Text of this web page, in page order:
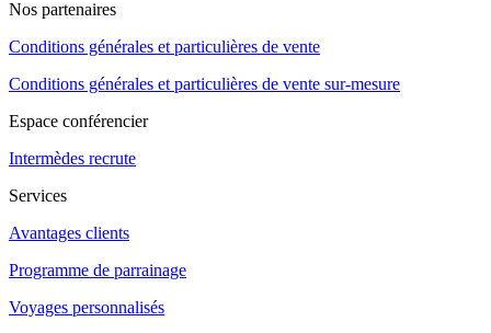
Nos partenaires
Conditions générales et particulières de vente
Conditions générales et particulières de vente sur-mesure
Espace conférencier
Intermèdes recrute
Services
Avantages clients
Programme de parrainage
Voyages personnalisés